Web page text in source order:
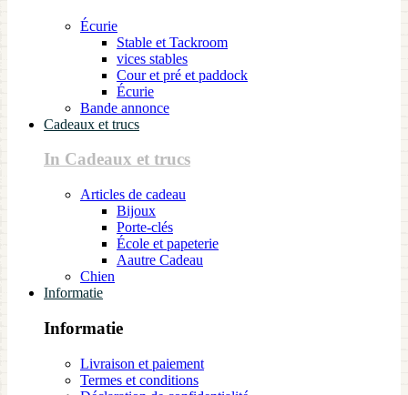
Écurie
Stable et Tackroom
vices stables
Cour et pré et paddock
Écurie
Bande annonce
Cadeaux et trucs
In Cadeaux et trucs
Articles de cadeau
Bijoux
Porte-clés
École et papeterie
Aautre Cadeau
Chien
Informatie
Informatie
Livraison et paiement
Termes et conditions